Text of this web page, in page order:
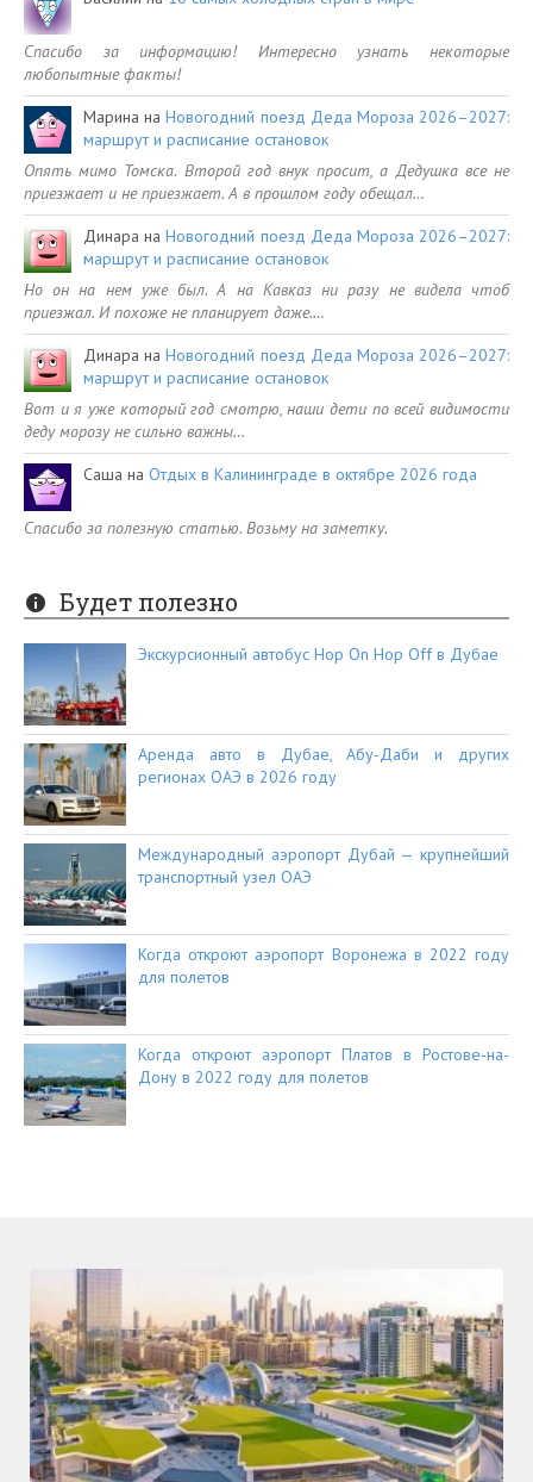
Спасибо за информацию! Интересно узнать некоторые
любопытные факты!
Марина наНовогодний поезд Деда Мороза 2026–2027:
маршрут и расписание остановок
Опять мимо Томска. Второй год внук просит, а Дедушка все не
приезжает и не приезжает. А в прошлом году обещал…
Динара наНовогодний поезд Деда Мороза 2026–2027:
маршрут и расписание остановок
Но он на нем уже был. А на Кавказ ни разу не видела чтоб
приезжал. И похоже не планирует даже.…
Динара наНовогодний поезд Деда Мороза 2026–2027:
маршрут и расписание остановок
Вот и я уже который год смотрю, наши дети по всей видимости
деду морозу не сильно важны…
Саша на Отдых в Калининграде в октябре 2026 года
Спасибо за полезную статью. Возьму на заметку.
Будет полезно
Экскурсионный автобус Hop On Hop Off в Дубае
Аренда авто в Дубае, Абу-Даби и других
регионах ОАЭ в 2026 году
Международный аэропорт Дубай — крупнейший
транспортный узел ОАЭ
Когда откроют аэропорт Воронежа в 2022 году
для полетов
Когда откроют аэропорт Платов в Ростове-на-
Дону в 2022 году для полетов